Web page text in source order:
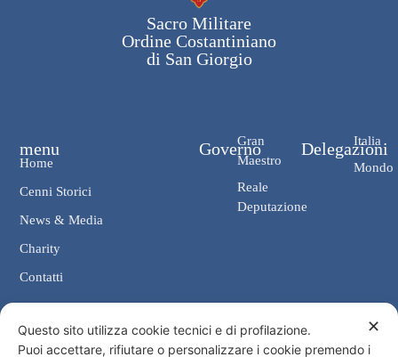
Sacro Militare
Ordine Costantiniano
di San Giorgio
Governo
Gran
Maestro
Reale
Deputazione
Delegazioni
Italia
Mondo
menu
Home
Cenni Storici
News & Media
Charity
Contatti
Contatti
Cancelleria: Via Giosuè Carducci, 4 00187 Roma
✕
Questo sito utilizza cookie tecnici e di profilazione.
Puoi accettare, rifiutare o personalizzare i cookie premendo i